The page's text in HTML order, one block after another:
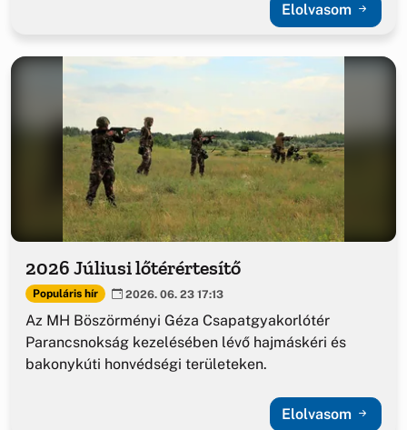
Elolvasom
2026 Júliusi lőtérértesítő
Populáris hír 2026. 06. 23 17:13
Az MH Böszörményi Géza Csapatgyakorlótér
Parancsnokság kezelésében lévő hajmáskéri és
bakonykúti honvédségi területeken.
Elolvasom